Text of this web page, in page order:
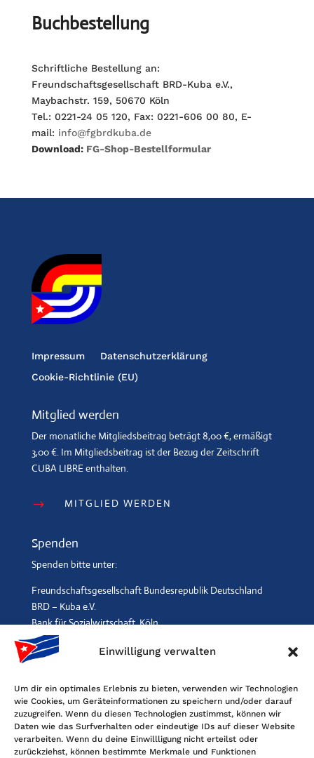
Einwilligung verwalten
Um dir ein optimales Erlebnis zu bieten, verwenden wir Technologien
wie Cookies, um Geräteinformationen zu speichern und/oder darauf
zuzugreifen. Wenn du diesen Technologien zustimmst, können wir
Daten wie das Surfverhalten oder eindeutige IDs auf dieser Website
verarbeiten. Wenn du deine Einwillligung nicht erteilst oder
zurückziehst, können bestimmte Merkmale und Funktionen
Buchbestellung
Schriftliche Bestellung an:
Freundschaftsgesellschaft BRD-Kuba e.V.,
Maybachstr. 159, 50670 Köln
Tel.: 0221-24 05 120, Fax: 0221-606 00 80, E-
mail: info@fgbrdkuba.de
Download: FG-Shop-Bestellformular
Impressum
Datenschutzerklärung
Cookie-Richtlinie (EU)
Mitglied werden
Der monatliche Mitgliedsbeitrag beträgt 8,00 €, ermäßigt
3,00 €. Im Mitgliedsbeitrag ist der Bezug der Zeitschrift
CUBA LIBRE enthalten.
$ MITGLIED WERDEN
Spenden
Spenden bitte unter:
Freundschaftsgesellschaft Bundesrepublik Deutschland
BRD – Kuba e.V.
Bank für Sozialwirtschaft, Köln
IBAN: DE96 3702 0500 0001 2369 00, BIC: BFSWDE33XXX
Kontakt
Freundschaftsgesellschaft BRD-Kuba
Maybachstr. 159, 50670 Köln